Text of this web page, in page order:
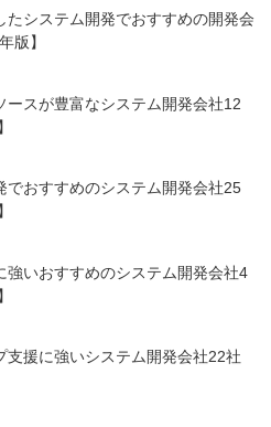
たシステム開発でおすすめの開発会
版】
ースが豊富なシステム開発会社12
でおすすめのシステム開発会社25
強いおすすめのシステム開発会社4
支援に強いシステム開発会社22社